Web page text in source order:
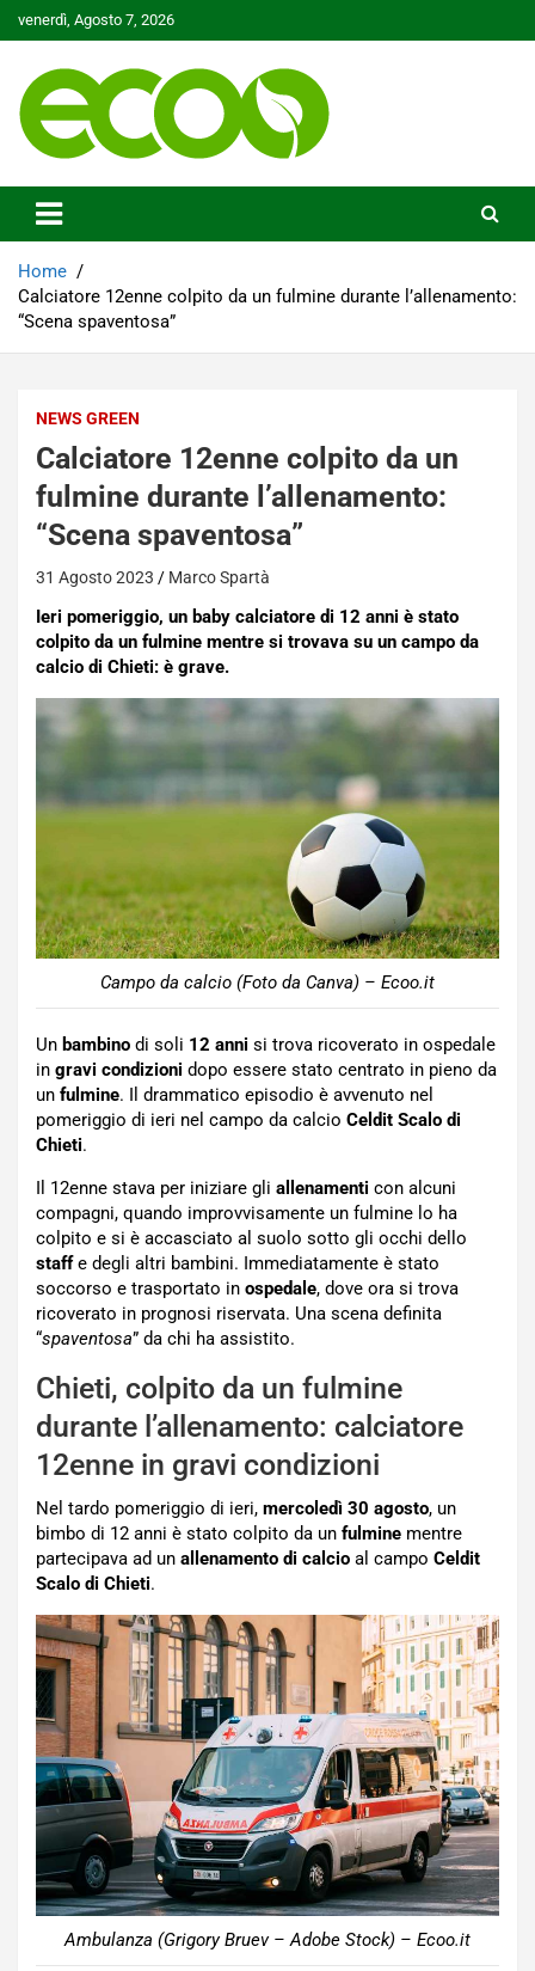
to
venerdì, Agosto 7, 2026
Ecoo.it
Home
Calciatore 12enne colpito da un fulmine durante l’allenamento:
“Scena spaventosa”
NEWS GREEN
Calciatore 12enne colpito da un
fulmine durante l’allenamento:
“Scena spaventosa”
31 Agosto 2023 Marco Spartà
Ieri pomeriggio, un baby calciatore di 12 anni è stato
colpito da un fulmine mentre si trovava su un campo da
calcio di Chieti: è grave.
Campo da calcio (Foto da Canva) – Ecoo.it
Un bambino di soli 12 anni si trova ricoverato in ospedale
in gravi condizioni dopo essere stato centrato in pieno da
un fulmine. Il drammatico episodio è avvenuto nel
pomeriggio di ieri nel campo da calcio Celdit Scalo di
Chieti.
Il 12enne stava per iniziare gli allenamenti con alcuni
compagni, quando improvvisamente un fulmine lo ha
colpito e si è accasciato al suolo sotto gli occhi dello
staffe degli altri bambini. Immediatamente è stato
soccorso e trasportato in ospedale, dove ora si trova
ricoverato in prognosi riservata. Una scena definita
“spaventosa” da chi ha assistito.
Chieti, colpito da un fulmine
durante l’allenamento: calciatore
12enne in gravi condizioni
Nel tardo pomeriggio di ieri, mercoledì 30 agosto, un
bimbo di 12 anni è stato colpito da un fulmine mentre
partecipava ad un allenamento di calcio al campo Celdit
Scalo di Chieti.
Ambulanza (Grigory Bruev – Adobe Stock) – Ecoo.it